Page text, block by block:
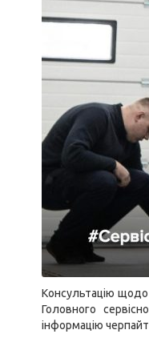
Консультацію
Головного
інформацію